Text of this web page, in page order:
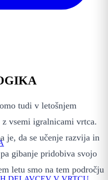
tudi v letošnjem
z vsemi igralnicami vrtca.
je, da se učenje razvija in
gibanje pridobiva svojo
letu smo na tem področju